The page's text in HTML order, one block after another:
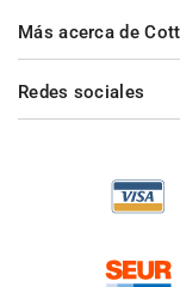
Más acerca de
Redes sociales